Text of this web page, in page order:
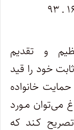
و تقدیم
خود را قید
ماده ۹ قانون حمایت خانواده
می‌توان مـورد
کـند که